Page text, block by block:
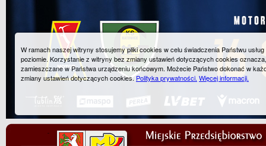
W ramach naszej witryny stosujemy pliki cookies w celu świadczenia Państwu
poziomie. Korzystanie z witryny bez zmiany ustawień dotyczących cookies
zamieszczane w Państwa urządzeniu końcowym. Możecie Państwo dokonać w
zmiany ustawień dotyczących cookies.Polityka prywatności. Więcej informacji.